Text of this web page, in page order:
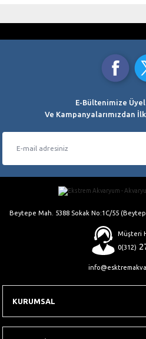
Saat
E-Bültenimize Üyel
Ve Kampanyalarımızdan
Beytepe Mah. 5388 Sokak No:1C/55
Müşteri
0(312)
KURUMSAL